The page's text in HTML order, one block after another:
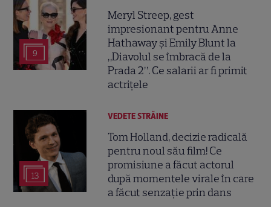
9
Meryl Streep, gest
impresionant pentru Anne
Hathaway și Emily Blunt la
„Diavolul se îmbracă de la
Prada 2”. Ce salarii ar fi primit
actrițele
13
VEDETE STRĂINE
Tom Holland, decizie radicală
pentru noul său film! Ce
promisiune a făcut actorul
după momentele virale în care
a făcut senzație prin dans